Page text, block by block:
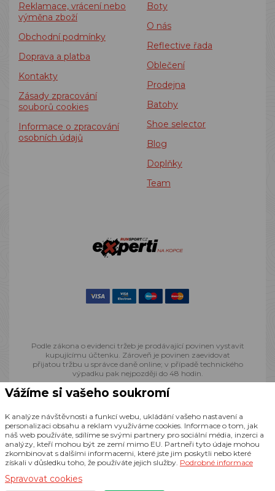
Reklamace, vrácení nebo
výměna zboží
Obchodní podmínky
Doprava a platba
Kontakty
Zásady zpracování
souborů cookies
Informace o zpracování
osobních údajů
Boty
O nás
Reflective řada
Oblečení
Prodejna
Batohy
Shoe selector
Blog
Doplňky
Team
Podle zákona o evidenci tržeb je prodávající povinen vystavit
kupujícímu účtenku. Zároveň je povinen zaevidovat
přijatou tržbu u správce daně online; v případě technického
výpadku pak nejpozději do 48 hodin.
RealizaceCZECHGROUP.cz
Vážíme si vašeho soukromí
K analýze návštěvnosti a funkcí webu, ukládání vašeho nastavení a
personalizaci obsahu a reklam využíváme cookies. Informace o tom, jak
náš web používáte, sdílíme se svými partnery pro sociální média, inzerci a
analýzy, kteří mohou být ze zemí mimo EU. Partneři tyto údaje mohou
zkombinovat s dalšími informacemi, které jste jim poskytli nebo které
získali v důsledku toho, že používáte jejich služby. Podrobné informace
Spravovat cookies